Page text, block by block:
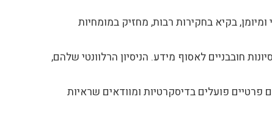
בקיא בחקירות רבות, מחזיק במומחיות
חובבניים לאסוף מידע. הניסיון הרלוונטי שלהם,
פרטיים פועלים בדיסקרטיות ומוודאים שראיות